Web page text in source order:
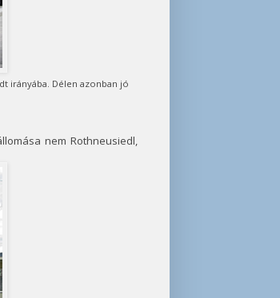
irányába. Délen azonban jó
nem Rothneusiedl,